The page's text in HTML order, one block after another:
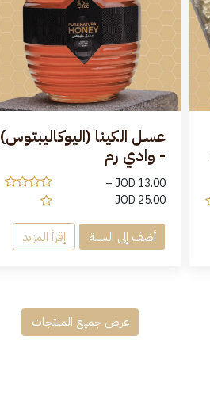
عسل الكينا (اليوكاليبتوس)
- وادي رم
JOD13.00
–
JOD 25.00
أضف إلى السلة إقرأ المزيد
عرض جميع المنتجات